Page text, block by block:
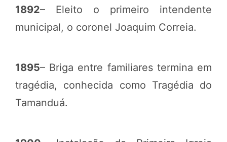
1892– Eleito o primeiro intendente
municipal, o coronel Joaquim Correia.
1895– Briga entre familiares termina em
tragédia, conhecida como Tragédia do
Tamanduá.